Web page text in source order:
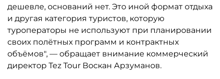
дешевле, оснований нет. Это иной формат отдыха
и другая категория туристов, которую
туроператоры не используют при планировании
своих полётных программ и контрактных
объёмов", — обращает внимание коммерческий
директор Tez Tour Воскан Арзуманов.